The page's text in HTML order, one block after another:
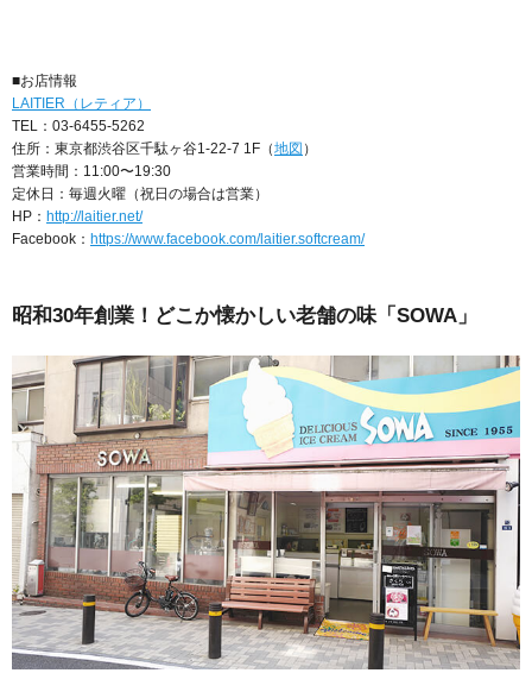
■お店情報
LAITIER（レティア）
TEL：03-6455-5262
住所：東京都渋谷区千駄ヶ谷1-22-7 1F（地図 ）
営業時間：11:00〜19:30
定休日：毎週火曜（祝日の場合は営業）
HP： http://laitier.net/
Facebook： https://www.facebook.com/laitier.softcream/
昭和30年創業！どこか懐かしい老舗の味「SOWA」